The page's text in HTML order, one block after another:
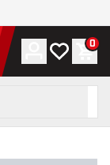
Account
La mia0